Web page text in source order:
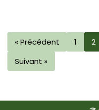
« Précédent 1 2
Suivant »